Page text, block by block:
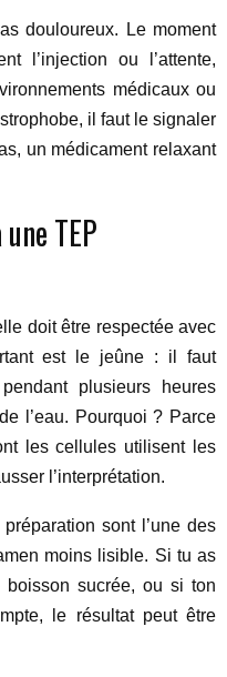
douloureux. Le moment
l’injection ou l’attente,
médicaux ou
il faut le signaler
un médicament relaxant
TEP
doit être respectée avec
est le jeûne : il faut
plusieurs heures
l’eau. Pourquoi ? Parce
les cellules utilisent les
l’interprétation.
sont l’une des
moins lisible. Si tu as
sucrée, ou si ton
le résultat peut être